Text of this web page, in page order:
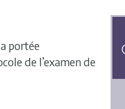
portée
de l’examen de